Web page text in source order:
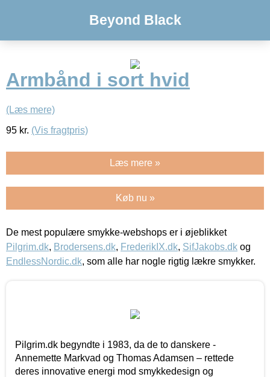
Beyond Black
Armbånd i sort hvid
(Læs mere)
95 kr. (Vis fragtpris)
Læs mere »
Køb nu »
De mest populære smykke-webshops er i øjeblikket
Pilgrim.dk, Brodersens.dk, FrederikIX.dk, SifJakobs.dk og
EndlessNordic.dk, som alle har nogle rigtig lækre smykker.
Pilgrim.dk begyndte i 1983, da de to danskere -
Annemette Markvad og Thomas Adamsen – rettede
deres innovative energi mod smykkedesign og